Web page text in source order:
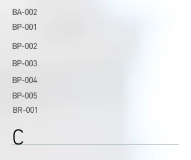
BA-002
BP-001
BP-002
BP-003
BP-004
BP-005
BR-001
C